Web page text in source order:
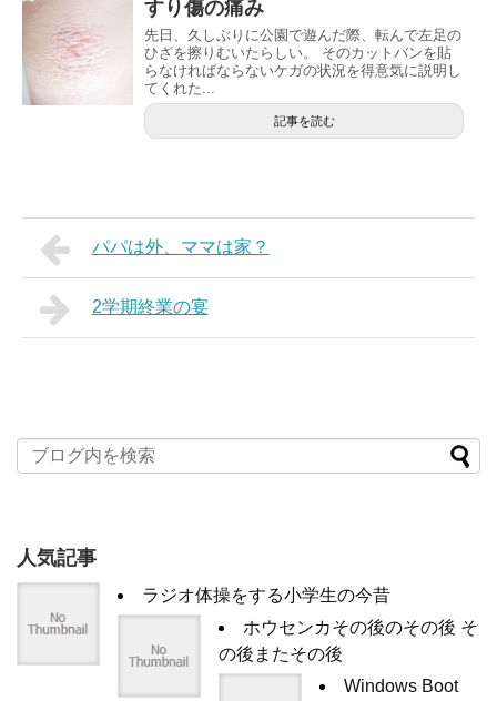
すり傷の痛み
先日、久しぶりに公園で遊んだ際、転んで左足の
ひざを擦りむいたらしい。 そのカットバンを貼
らなければならないケガの状況を得意気に説明し
てくれた...
記事を読む
パパは外、ママは家？
2学期終業の宴
人気記事
ラジオ体操をする小学生の今昔
ホウセンカその後のその後 そ
の後またその後
Windows Boot